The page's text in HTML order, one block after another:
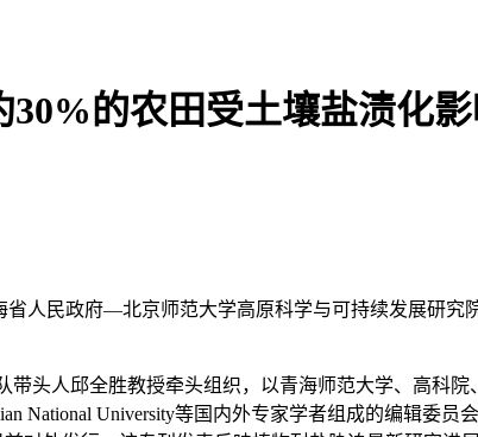
的农田受土壤盐渍化
省人民政府—北京师范大学高原科学与可持续发展研
人邱全胜教授牵头组织，以青海师范大学、高科院
National University等国内外专家学者组成的编辑委